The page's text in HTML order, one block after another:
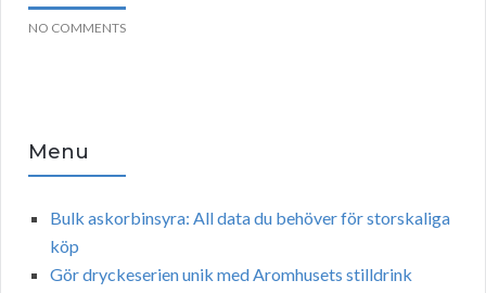
NO COMMENTS
Menu
Bulk askorbinsyra: All data du behöver för storskaliga
köp
Gör dryckeserien unik med Aromhusets stilldrink